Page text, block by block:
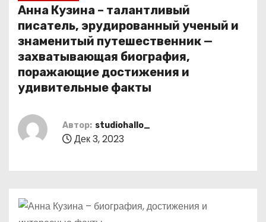
Анна Кузина – талантливый
писатель, эрудированный ученый и
знаменитый путешественник —
захватывающая биография,
поражающие достижения и
удивительные факты
Автор: studiohallo_
Дек 3, 2023